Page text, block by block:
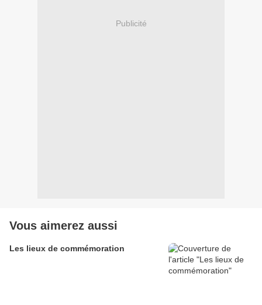
Publicité
Vous aimerez aussi
Les lieux de commémoration